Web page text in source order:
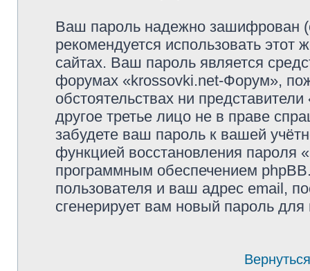
Ваш пароль надежно зашифрован
рекомендуется использовать этот
сайтах. Ваш пароль является
форумах «krossovki.net-Форум»,
обстоятельствах ни
другое третье лицо не в праве
забудете ваш пароль к вашей
функцией восстановления пароля
программным обеспечением
пользователя и ваш адрес email,
сгенерирует вам новый пароль